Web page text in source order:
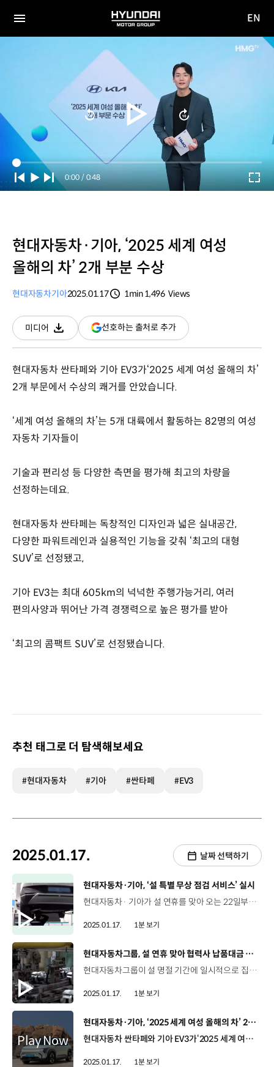
전체
HYUNDAI
MOTOR
GROUP
사이
EN
Current
Time
0:00 / Duration
0:48
현대자동차·기아, ‘2025 세계 여성
올해의 차’ 2개 부분 수상
현대자동차기아2025.01.17
1min1,496 Views
미디어
다운로드
선호하는 출처로 추가(새
창
현대자동차 싼타페와 기아 EV3가‘2025 세계 여성 올해의 차’
2개 부문에서 수상의 쾌거를 안았습니다.
‘세계 여성 올해의 차’는 5개 대륙에서 활동하는 82명의 여성
자동차 기자들이
기술과 편리성 등 다양한 측면을 평가해 최고의 차량을
선정하는데요.
현대자동차 싼타페는 독창적인 디자인과 넓은 실내공간,
다양한 파워트레인과 실용적인 기능을 갖춰 ‘최고의 대형
SUV’로 선정됐고,
기아 EV3는 최대 605km의 넉넉한 주행가능거리, 여러
편의사양과 뛰어난 가격 경쟁력으로 높은 평가를 받아
‘최고의 콤팩트 SUV’로 선정됐습니다.
추천 태그로 더 탐색해보세요
#현대자동차 #기아 #싼타페 #EV3
2025.01.17. 날짜 선택하기
[동영상]
현대자동차·기아, ‘설 특별 무상 점검 서비스’ 실시
현대자동차· 기아가 설 연휴를 맞아 오는 22일부터 24일까지 전국 서비스 거점에서 ‘설 특별 무상점검’을 실시합니다. 안전한 귀향길을 위한 이번 설 특별 무상점검은 브레이크 패드와 공조장치, 타이어와 같은 기본항목과 오일류, 배터리 등 주요 부품이 대상인데요. 15일부터 사흘간 차량 점검 애플리케이션에 접속해 무상수리 쿠폰을 받은 후, 전국의 서비스 거점을 방문해 점검을 받을 수 있습니다. 현대자동차·기아는 앞으로도 고객이 안전 운전할 수 있도록 차량 점검을 더욱 강화할 예정입니다.
2025.01.17. 1분 보기
[동영상]
현대자동차그룹, 설 연휴 맞아 협력사 납품대금 조기 지급
현대자동차그룹이 설 명절 기간에 일시적으로 집중되는 협력사의 자금 부담을 완화하기 위해, 납품대금 2조 446억 원을 조기 지급합니다. 주요 그룹사에 부품, 원자재, 소모품 등을 납품하는 6천여 개 협력사를 대상으로 지급일을 최대 19일 앞당겼습니다. 현대자동차그룹은 매년 설, 추석 명절 전에 협력사들의 자금난 해소를 위해 납품대금을 선지급해왔는데요. 이번 조기 지급을 통해 1차 협력사의 경영을 안정시키고, 납품대금의 조기 지급을 권고하여 2, 3차 협력사까지 수혜를 받을 수 있게 할 예정입니다.
2025.01.17. 1분 보기
[동영상]
현대자동차·기아, ‘2025 세계 여성 올해의 차’ 2개 부분 수상
현대자동차 싼타페와 기아 EV3가‘2025 세계 여성 올해의 차’ 2개 부문에서 수상의 쾌거를 안았습니다. ‘세계 여성 올해의 차’는 5개 대륙에서 활동하는 82명의 여성 자동차 기자들이 기술과 편리성 등 다양한 측면을 평가해 최고의 차량을 선정하는데요. 현대자동차 싼타페는 독창적인 디자인과 넓은 실내공간, 다양한 파워트레인과 실용적인 기능을 갖춰 ‘최고의 대형 SUV’로 선정됐고, 기아 EV3는 최대 605km의 넉넉한 주행가능거리, 여러 편의사양과 뛰어난 가격 경쟁력으로 높은 평가를 받아 ‘최고의 콤팩트 SUV’로 선정됐습니다.
2025.01.17. 1분 보기